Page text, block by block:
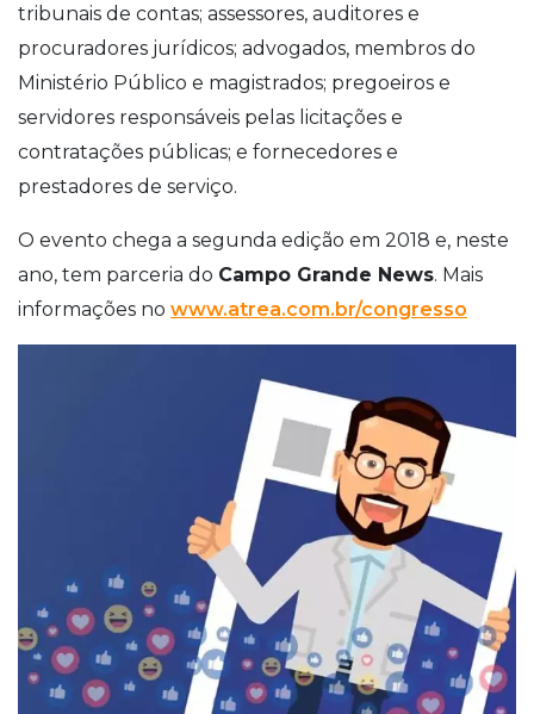
tribunais de contas; assessores, auditores e
procuradores jurídicos; advogados, membros do
Ministério Público e magistrados; pregoeiros e
servidores responsáveis pelas licitações e
contratações públicas; e fornecedores e
prestadores de serviço.
O evento chega a segunda edição em 2018 e, neste
ano, tem parceria do Campo Grande News. Mais
informações no www.atrea.com.br/congresso